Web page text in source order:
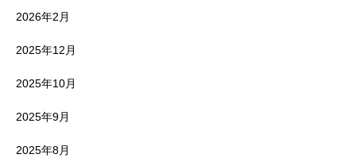
2026年2月
2025年12月
2025年10月
2025年9月
2025年8月